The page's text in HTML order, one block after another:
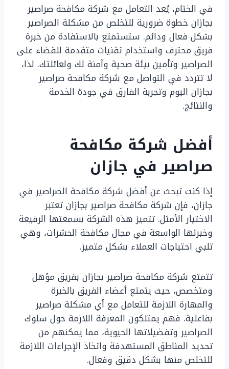
في الختام، يُعد التعامل مع شركة مكافحة صراصير
بجازان خطوة ضرورية للتخلص من مشكلة الصراصير
بشكل فعال ودائم. ستستمتع بالاستفادة من خبرة
فريق محترف واستخدام تقنيات متقدمة للقضاء على
الصراصير وتأمين بيئة صحية وآمنة لك ولعائلتك. لذا،
لا تتردد في التواصل مع شركة مكافحة صراصير
بجازان اليوم وتجربة الفارق في جودة الخدمة
والنتائج.
أفضل شركة مكافحة
صراصير في جازان
إذا كنت تبحث عن أفضل شركة مكافحة الصراصير في
جازان، فإن شركة مكافحة صراصير بجازان تعتبر
الاختيار الأمثل. تتميز هذه الشركة بسمعتها الرفيعة
وخبرتها الواسعة في مجال مكافحة الحشرات، وهي
تلبي احتياجات العملاء بشكل متميز.
تتمتع شركة مكافحة صراصير بجازان بفريق مؤهل
ومتخصص، حيث يتمتع أعضاء الفريق بالخبرة
والمهارة اللازمة للتعامل مع أي مشكلة صراصير
بفاعلية. فهم يمتلكون المعرفة اللازمة حول سلوك
الصراصير وتفضيلاتها الحيوية، مما يمكنهم من
تحديد المناطق المستهدفة واتخاذ الإجراءات اللازمة
للتخلص منها بشكل دقيق وفعال.